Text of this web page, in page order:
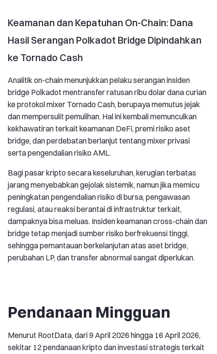
Keamanan dan Kepatuhan On-Chain: Dana
Hasil Serangan Polkadot Bridge Dipindahkan
ke Tornado Cash
Analitik on-chain menunjukkan pelaku serangan insiden
bridge Polkadot mentransfer ratusan ribu dolar dana curian
ke protokol mixer Tornado Cash, berupaya memutus jejak
dan mempersulit pemulihan. Hal ini kembali memunculkan
kekhawatiran terkait keamanan DeFi, premi risiko aset
bridge, dan perdebatan berlanjut tentang mixer privasi
serta pengendalian risiko AML.
Bagi pasar kripto secara keseluruhan, kerugian terbatas
jarang menyebabkan gejolak sistemik, namun jika memicu
peningkatan pengendalian risiko di bursa, pengawasan
regulasi, atau reaksi berantai di infrastruktur terkait,
dampaknya bisa meluas. Insiden keamanan cross-chain dan
bridge tetap menjadi sumber risiko berfrekuensi tinggi,
sehingga pemantauan berkelanjutan atas aset bridge,
perubahan LP, dan transfer abnormal sangat diperlukan.
Pendanaan Mingguan
Menurut RootData, dari 9 April 2026 hingga 16 April 2026,
sekitar 12 pendanaan kripto dan investasi strategis terkait